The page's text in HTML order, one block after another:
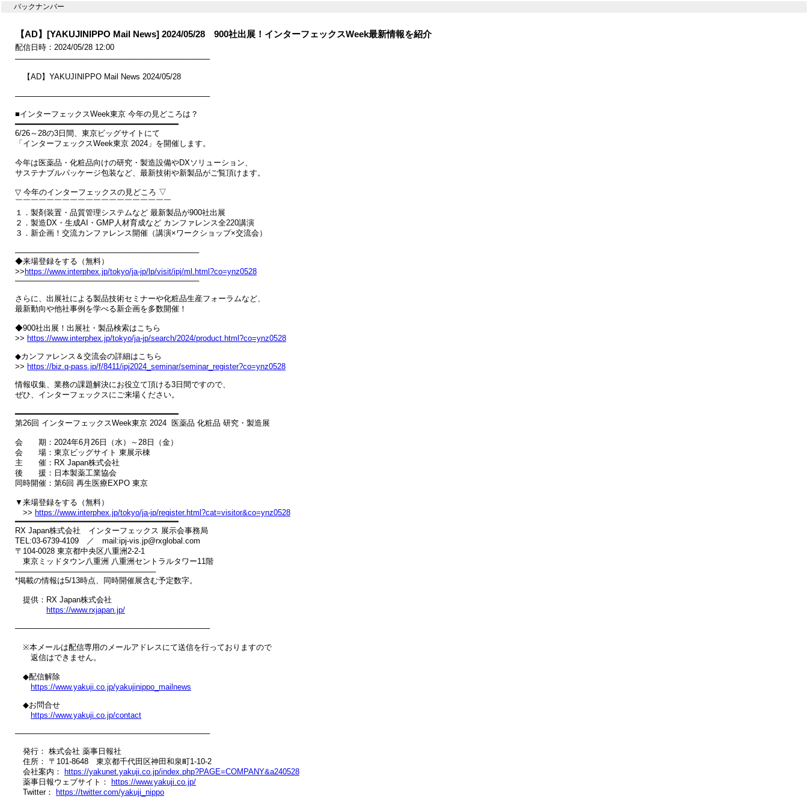
バックナンバー
【AD】[YAKUJINIPPO Mail News] 2024/05/28 900社出展！インターフェックスWeek最新情報を紹介
配信日時：2024/05/28 12:00
────────────────────────────────────
【AD】YAKUJINIPPO Mail News 2024/05/28
────────────────────────────────────
■インターフェックスWeek東京 今年の見どころは？
━━━━━━━━━━━━━━━━━━━━━━━━━━━━━━━━━━
6/26～28の3日間、東京ビッグサイトにて
「インターフェックスWeek東京 2024」を開催します。
今年は医薬品・化粧品向けの研究・製造設備やDXソリューション、
サステナブルパッケージ包装など、最新技術や新製品がご覧頂けます。
▽ 今年のインターフェックスの見どころ ▽
￣￣￣￣￣￣￣￣￣￣￣￣￣￣￣￣￣￣￣￣
１．製剤装置・品質管理システムなど 最新製品が900社出展
２．製造DX・生成AI・GMP人材育成など カンファレンス全220講演
３．新企画！交流カンファレンス開催（講演×ワークショップ×交流会）
──────────────────────────────────
◆来場登録をする（無料）
>> https://www.interphex.jp/tokyo/ja-jp/lp/visit/ipj/ml.html?co=ynz0528
──────────────────────────────────
さらに、出展社による製品技術セミナーや化粧品生産フォーラムなど、
最新動向や他社事例を学べる新企画を多数開催！
◆900社出展！出展社・製品検索はこちら
>> https://www.interphex.jp/tokyo/ja-jp/search/2024/product.html?co=ynz0528
◆カンファレンス＆交流会の詳細はこちら
>> https://biz.q-pass.jp/f/8411/ipj2024_seminar/seminar_register?co=ynz0528
情報収集、業務の課題解決にお役立て頂ける3日間ですので、
ぜひ、インターフェックスにご来場ください。
━━━━━━━━━━━━━━━━━━━━━━━━━━━━━━━━━━
第26回 インターフェックスWeek東京 2024  医薬品 化粧品 研究・製造展
会　　期：2024年6月26日（水）～28日（金）
会　　場：東京ビッグサイト 東展示棟
主　　催：RX Japan株式会社
後　　援：日本製薬工業協会
同時開催：第6回 再生医療EXPO 東京
▼来場登録をする（無料）
>> https://www.interphex.jp/tokyo/ja-jp/register.html?cat=visitor&co=ynz0528
━━━━━━━━━━━━━━━━━━━━━━━━━━━━━━━━━━
RX Japan株式会社　インターフェックス 展示会事務局
TEL:03-6739-4109　／　mail:ipj-vis.jp@rxglobal.com
〒104-0028 東京都中央区八重洲2-2-1
東京ミッドタウン八重洲 八重洲セントラルタワー11階
──────────────────────────
*掲載の情報は5/13時点、同時開催展含む予定数字。
提供：RX Japan株式会社
https://www.rxjapan.jp/
────────────────────────────────────
※本メールは配信専用のメールアドレスにて送信を行っておりますので
返信はできません。
◆配信解除
https://www.yakuji.co.jp/yakujinippo_mailnews
◆お問合せ
https://www.yakuji.co.jp/contact
────────────────────────────────────
発行： 株式会社 薬事日報社
住所： 〒101-8648　東京都千代田区神田和泉町1-10-2
会社案内：
https://yakunet.yakuji.co.jp/index.php?PAGE=COMPANY&a240528
薬事日報ウェブサイト：
https://www.yakuji.co.jp/
Twitter：
https://twitter.com/yakuji_nippo